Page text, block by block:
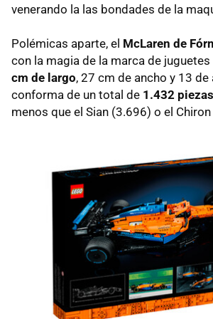
venerando la las bondades de la
Polémicas aparte, el McLaren de
con la magia de la marca de
cm de largo, 27 cm de ancho y 13 de
conforma de un total de 1.432 piezas
menos que el Sian (3.696) o el